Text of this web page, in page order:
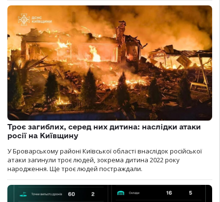
Троє загиблих, серед них дитина: наслідки атаки
росії на Київщину
У Броварському районі Київської області внаслідок російської
атаки загинули троє людей, зокрема дитина 2022 року
народження. Ще троє людей постраждали.